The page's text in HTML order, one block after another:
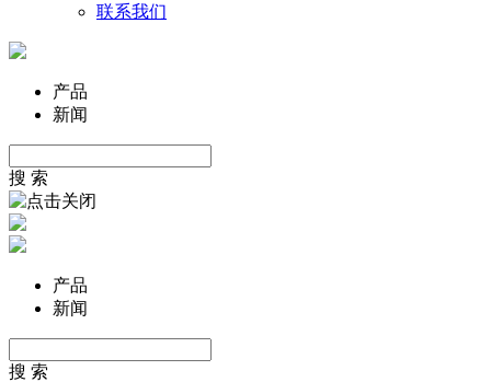
联系我们
产品
新闻
搜 索
产品
新闻
搜 索